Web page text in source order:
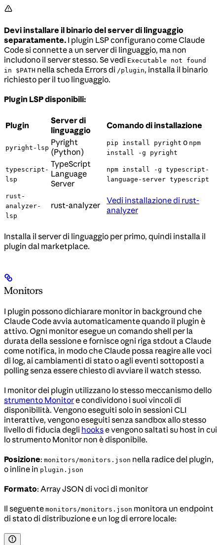
Devi installare il binario del server di linguaggio
separatamente. I plugin LSP configurano come Claude
Code si connette a un server di linguaggio, ma non
includono il server stesso. Se vedi Executable not found
in $PATH nella scheda Errors di /plugin, installa il binario
richiesto per il tuo linguaggio.
Plugin LSP disponibili:
Plugin
Server di
linguaggio
Comando di installazione
pyright-lsp
Pyright
(Python)
pip install pyright o npm
install -g pyright
typescript-
lsp
TypeScript
Language
Server
npm install -g typescript-
language-server typescript
rust-
analyzer-
lsp
rust-analyzer
Vedi installazione di rust-
analyzer
Installa il server di linguaggio per primo, quindi installa il
plugin dal marketplace.
Monitors
I plugin possono dichiarare monitor in background che
Claude Code avvia automaticamente quando il plugin è
attivo. Ogni monitor esegue un comando shell per la
durata della sessione e fornisce ogni riga stdout a Claude
come notifica, in modo che Claude possa reagire alle voci
di log, ai cambiamenti di stato o agli eventi sottoposti a
polling senza essere chiesto di avviare il watch stesso.
I monitor dei plugin utilizzano lo stesso meccanismo dello
strumento Monitore condividono i suoi vincoli di
disponibilità. Vengono eseguiti solo in sessioni CLI
interattive, vengono eseguiti senza sandbox allo stesso
livello di fiducia degli hookse vengono saltati su host in cui
lo strumento Monitor non è disponibile.
Posizione: monitors/monitors.json nella radice del plugin,
o inline in plugin.json
Formato: Array JSON di voci di monitor
Il seguente monitors/monitors.json monitora un endpoint
di stato di distribuzione e un log di errore locale: